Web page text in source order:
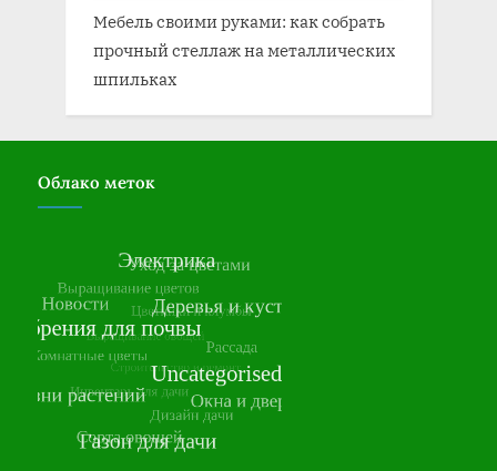
Мебель своими руками: как собрать
прочный стеллаж на металлических
шпильках
Облако меток